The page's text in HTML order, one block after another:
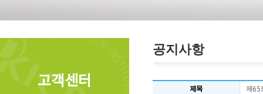
고객센터
공지사항
제목 제65